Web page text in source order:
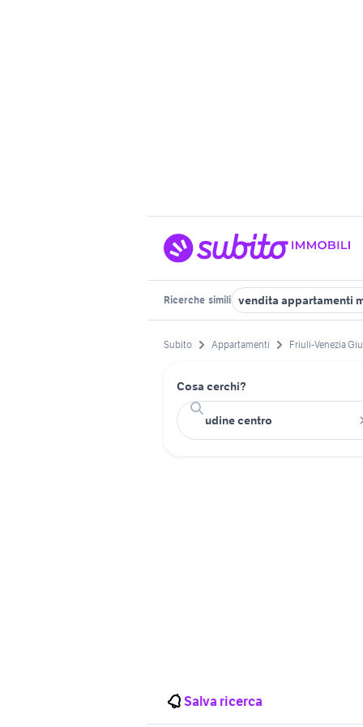
Ricerche simili vendita appartamenti
Subito Appartamenti Friuli-Venezia
Cosa cerchi?
Salva ricerca